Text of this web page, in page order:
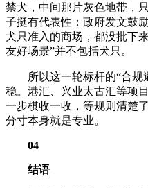
禁犬，中间那片灰色地带，
子挺有代表性：政府发文鼓
犬只准入的商场，都没批下
友好场景”并不包括犬只。
所以这一轮标杆的“合
稳。港汇、兴业太古汇等项
一步棋收一收，等规则清楚
分寸本身就是专业。
04
结语